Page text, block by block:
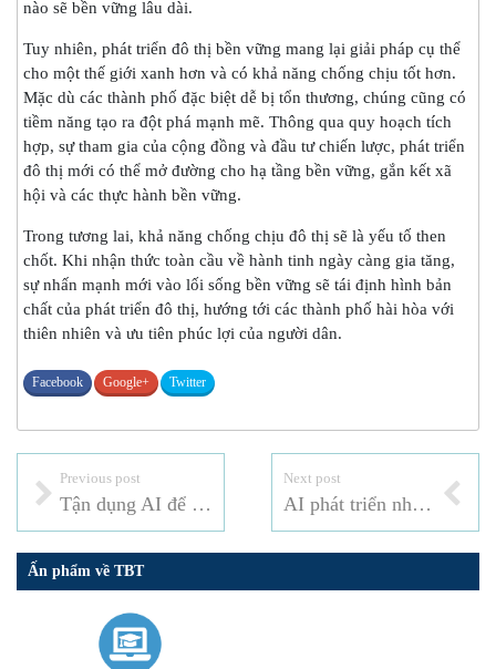
nào sẽ bền vững lâu dài.
Tuy nhiên, phát triển đô thị bền vững mang lại giải pháp cụ thể
cho một thế giới xanh hơn và có khả năng chống chịu tốt hơn.
Mặc dù các thành phố đặc biệt dễ bị tổn thương, chúng cũng có
tiềm năng tạo ra đột phá mạnh mẽ. Thông qua quy hoạch tích
hợp, sự tham gia của cộng đồng và đầu tư chiến lược, phát triển
đô thị mới có thể mở đường cho hạ tầng bền vững, gắn kết xã
hội và các thực hành bền vững.
Trong tương lai, khả năng chống chịu đô thị sẽ là yếu tố then
chốt. Khi nhận thức toàn cầu về hành tinh ngày càng gia tăng,
sự nhấn mạnh mới vào lối sống bền vững sẽ tái định hình bản
chất của phát triển đô thị, hướng tới các thành phố hài hòa với
thiên nhiên và ưu tiên phúc lợi của người dân.
Facebook Google+ Twitter
Previous post
Tận dụng AI để thúc đẩy tăng trưởng bao trùm
Next post
AI phát triển nhanh nhưng niềm tin và quản trị chưa theo kịp
Ấn phẩm về TBT